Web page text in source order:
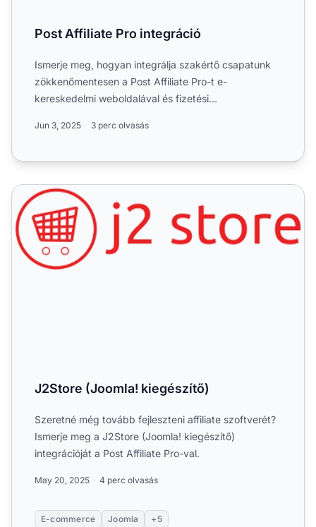
Post Affiliate Pro integráció
Ismerje meg, hogyan integrálja szakértő csapatunk
zökkenőmentesen a Post Affiliate Pro-t e-
kereskedelmi weboldalával és fizetési
Jun 3, 2025 3 perc olvasás
J2Store (Joomla! kiegészítő)
J2Store (Joomla! kiegészítő)
Szeretné még tovább fejleszteni affiliate szoftverét?
Ismerje meg a J2Store (Joomla! kiegészítő)
integrációját a Post Affiliate Pro-val.
May 20, 2025 4 perc olvasás
E-commerce Joomla +5